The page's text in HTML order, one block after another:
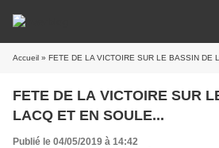
Accueil » FETE DE LA VICTOIRE SUR LE BASSIN DE
FETE DE LA VICTOIRE SUR
LACQ ET EN SOULE...
Publié le 04/05/2019 à 14:42